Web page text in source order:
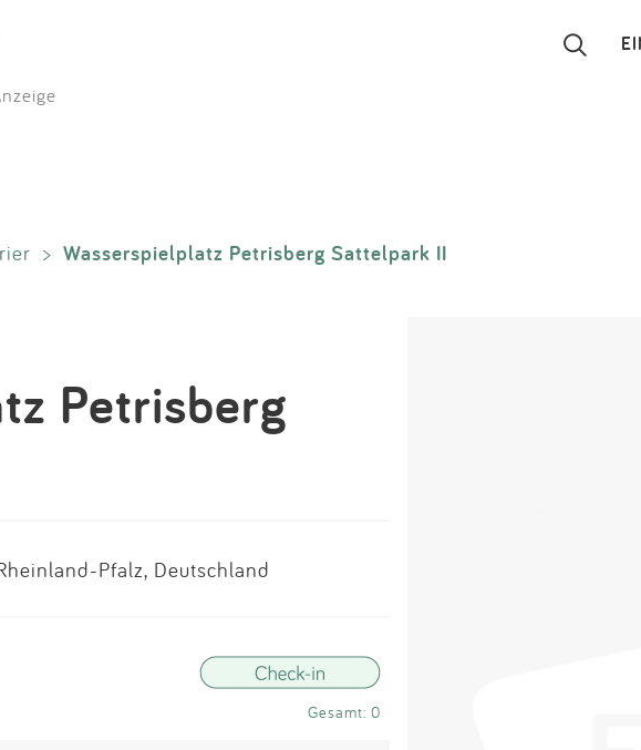
App
> Wasserspielplatz Petrisberg Sattelpark II
Petrisberg
Pfalz, Deutschland
Gesamt: 0